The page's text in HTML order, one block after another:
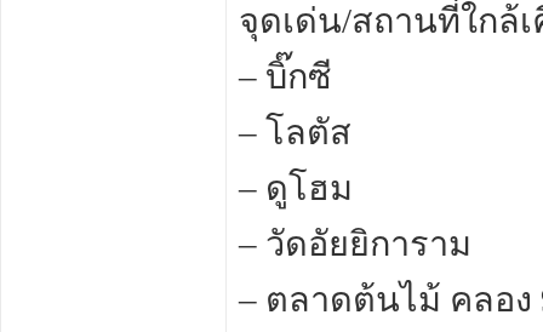
จุดเด่น/สถานที่ใกล้เ
– บิ๊กซี
– โลตัส
– ดูโฮม
– วัดอัยยิการาม
– ตลาดต้นไม้ คลอง